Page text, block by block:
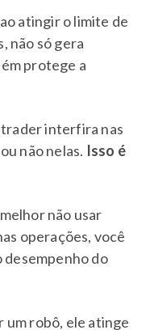
atingir o limite de
não só gera
protege a
trader interfira nas
não nelas. Isso é
não usar
operações, você
desempenho do
um robô, ele atinge